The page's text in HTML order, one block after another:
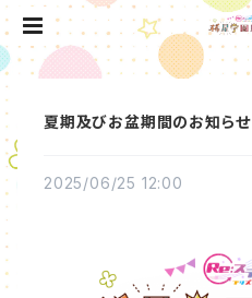
夏期及びお盆期間のお知らせ
2025/06/25 12:00